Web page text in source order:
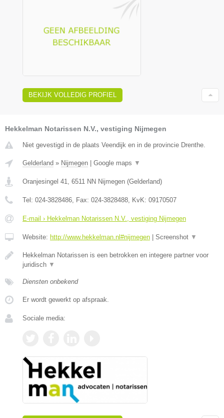
BEKIJK VOLLEDIG PROFIEL
Hekkelman Notarissen N.V., vestiging Nijmegen
Niet gevestigd in de plaats Veendijk en in de provincie Drenthe.
Gelderland » Nijmegen | Google maps ▼
Oranjesingel 41 6511 NN Nijmegen (Gelderland)
Tel: 024-3828486 , Fax: 024-3828488 , KvK: 09170507
E-mail › Hekkelman Notarissen N.V., vestiging Nijmegen
Website: http://www.hekkelman.nl#nijmegen | Screenshot ▼
Hekkelman Notarissen is een betrokken en integere partner voor
juridisch ▼
Diensten onbekend
Er wordt gewerkt op afspraak.
Sociale media: